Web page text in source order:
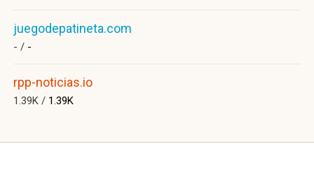
juegodepatineta.com
- / -
rpp-noticias.io
1.39K / 1.39K